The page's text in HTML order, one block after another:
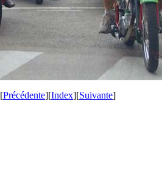
[Précédente][Index][Suivante]